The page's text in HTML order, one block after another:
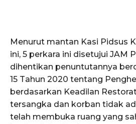
Menurut mantan Kasi Pidsus
ini, 5 perkara ini disetujui JAM
dihentikan penuntutannya
15 Tahun 2020 tentang
berdasarkan Keadilan
tersangka dan korban tidak
telah membuka ruang yang